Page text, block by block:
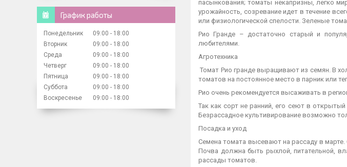
пасынкования; томаты некапризны, легко
урожайность, созревание идет в течение
или физиологической спелости. Зеленые
Рио Гранде – достаточно старый и
любителями.
Агротехника
Томат Рио гранде выращивают из семян. В
томатов на постоянное место в парник или
Рио очень рекомендуется высаживать в
Так как сорт не ранний, его сеют в
Безрассадное культивирование возможно
Посадка и уход
Семена томата высевают на рассаду в
Почва должна быть рыхлой, питательной,
рассады томатов.
График работы
Понедельник 09:00
18:00
Вторник
09:00
18:00
Среда
09:00
18:00
Четверг
09:00
18:00
Пятница
09:00
18:00
Суббота
09:00
18:00
Воскресенье
09:00 18:00